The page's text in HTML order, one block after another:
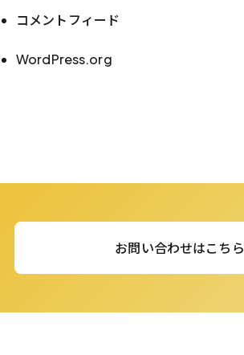
コメントフィード
WordPress.org
お問い合わせはこちら